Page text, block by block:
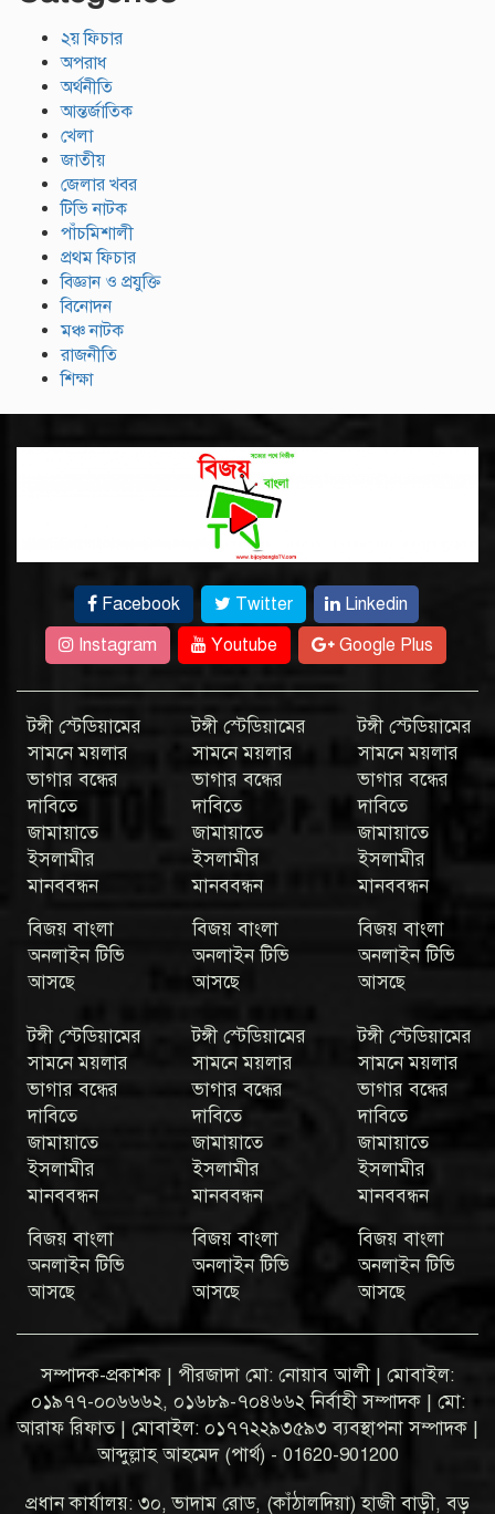
২য় ফিচার
অপরাধ
অর্থনীতি
আন্তর্জাতিক
খেলা
জাতীয়
জেলার খবর
টিভি নাটক
পাঁচমিশালী
প্রথম ফিচার
বিজ্ঞান ও প্রযুক্তি
বিনোদন
মঞ্চ নাটক
রাজনীতি
শিক্ষা
Facebook Twitter
Linkedin
Instagram
Youtube Google Plus
টঙ্গী স্টেডিয়ামের
সামনে ময়লার
ভাগার বন্ধের
দাবিতে
জামায়াতে
ইসলামীর
মানববন্ধন
বিজয় বাংলা
অনলাইন টিভি
আসছে
টঙ্গী স্টেডিয়ামের
সামনে ময়লার
ভাগার বন্ধের
দাবিতে
জামায়াতে
ইসলামীর
মানববন্ধন
বিজয় বাংলা
অনলাইন টিভি
আসছে
টঙ্গী স্টেডিয়ামের
সামনে ময়লার
ভাগার বন্ধের
দাবিতে
জামায়াতে
ইসলামীর
মানববন্ধন
বিজয় বাংলা
অনলাইন টিভি
আসছে
টঙ্গী স্টেডিয়ামের
সামনে ময়লার
ভাগার বন্ধের
দাবিতে
জামায়াতে
ইসলামীর
মানববন্ধন
বিজয় বাংলা
অনলাইন টিভি
আসছে
টঙ্গী স্টেডিয়ামের
সামনে ময়লার
ভাগার বন্ধের
দাবিতে
জামায়াতে
ইসলামীর
মানববন্ধন
বিজয় বাংলা
অনলাইন টিভি
আসছে
টঙ্গী স্টেডিয়ামের
সামনে ময়লার
ভাগার বন্ধের
দাবিতে
জামায়াতে
ইসলামীর
মানববন্ধন
বিজয় বাংলা
অনলাইন টিভি
আসছে
সম্পাদক-প্রকাশক | পীরজাদা মো: নোয়াব আলী | মোবাইল:
০১৯৭৭-০০৬৬৬২, ০১৬৮৯-৭০৪৬৬২ নির্বাহী সম্পাদক | মো:
আরাফ রিফাত | মোবাইল: ০১৭৭২২৯৩৫৯৩ ব্যবস্থাপনা সম্পাদক |
আব্দুল্লাহ আহমেদ (পার্থ) - 01620-901200
প্রধান কার্যালয়: ৩০, ভাদাম রোড, (কাঁঠালদিয়া) হাজী বাড়ী, বড়